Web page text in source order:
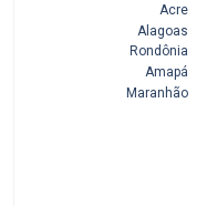
Maranhão
Amapá
Rondônia
Alagoas
Acre